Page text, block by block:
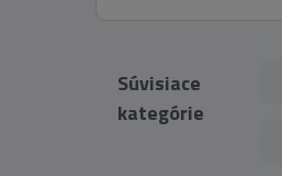
Súvisiace
kategórie